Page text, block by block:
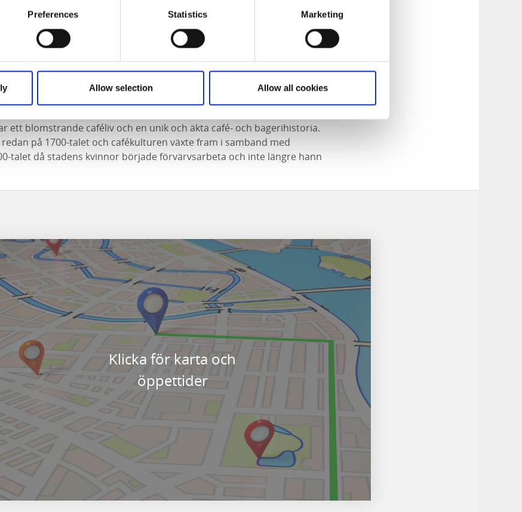
Preferences Statistics Marketing
Allow selection Allow all cookies
ett blomstrande caféliv och en unik och äkta café- och bagerihistoria.
på 1700-talet och cafékulturen växte fram i samband med
talet då stadens kvinnor började förvärvsarbeta och inte längre hann
Klicka för karta och
öppettider